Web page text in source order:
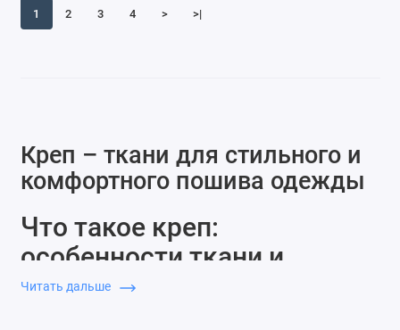
1 2 3 4 > >|
Креп – ткани для стильного и
комфортного пошива одежды
Что такое креп:
особенности ткани и
преимущества
Читать дальше